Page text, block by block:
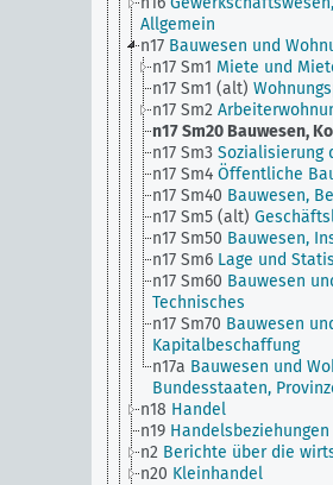
Allgemein
n17 Bauwesen und
n17 Sm1 Miete und
n17 Sm1 (alt)
n17 Sm2
n17 Sm20 Bauwesen,
n17 Sm3 Sozialisierung
n17 Sm4 Öffentliche
n17 Sm40 Bauwesen,
n17 Sm5 (alt)
n17 Sm50 Bauwesen,
n17 Sm6 Lage und
n17 Sm60 Bauwesen
Technisches
n17 Sm70 Bauwesen
Kapitalbeschaffung
n17a Bauwesen und
Bundesstaaten,
n18 Handel
n19
n2 Berichte über die
n20 Kleinhandel